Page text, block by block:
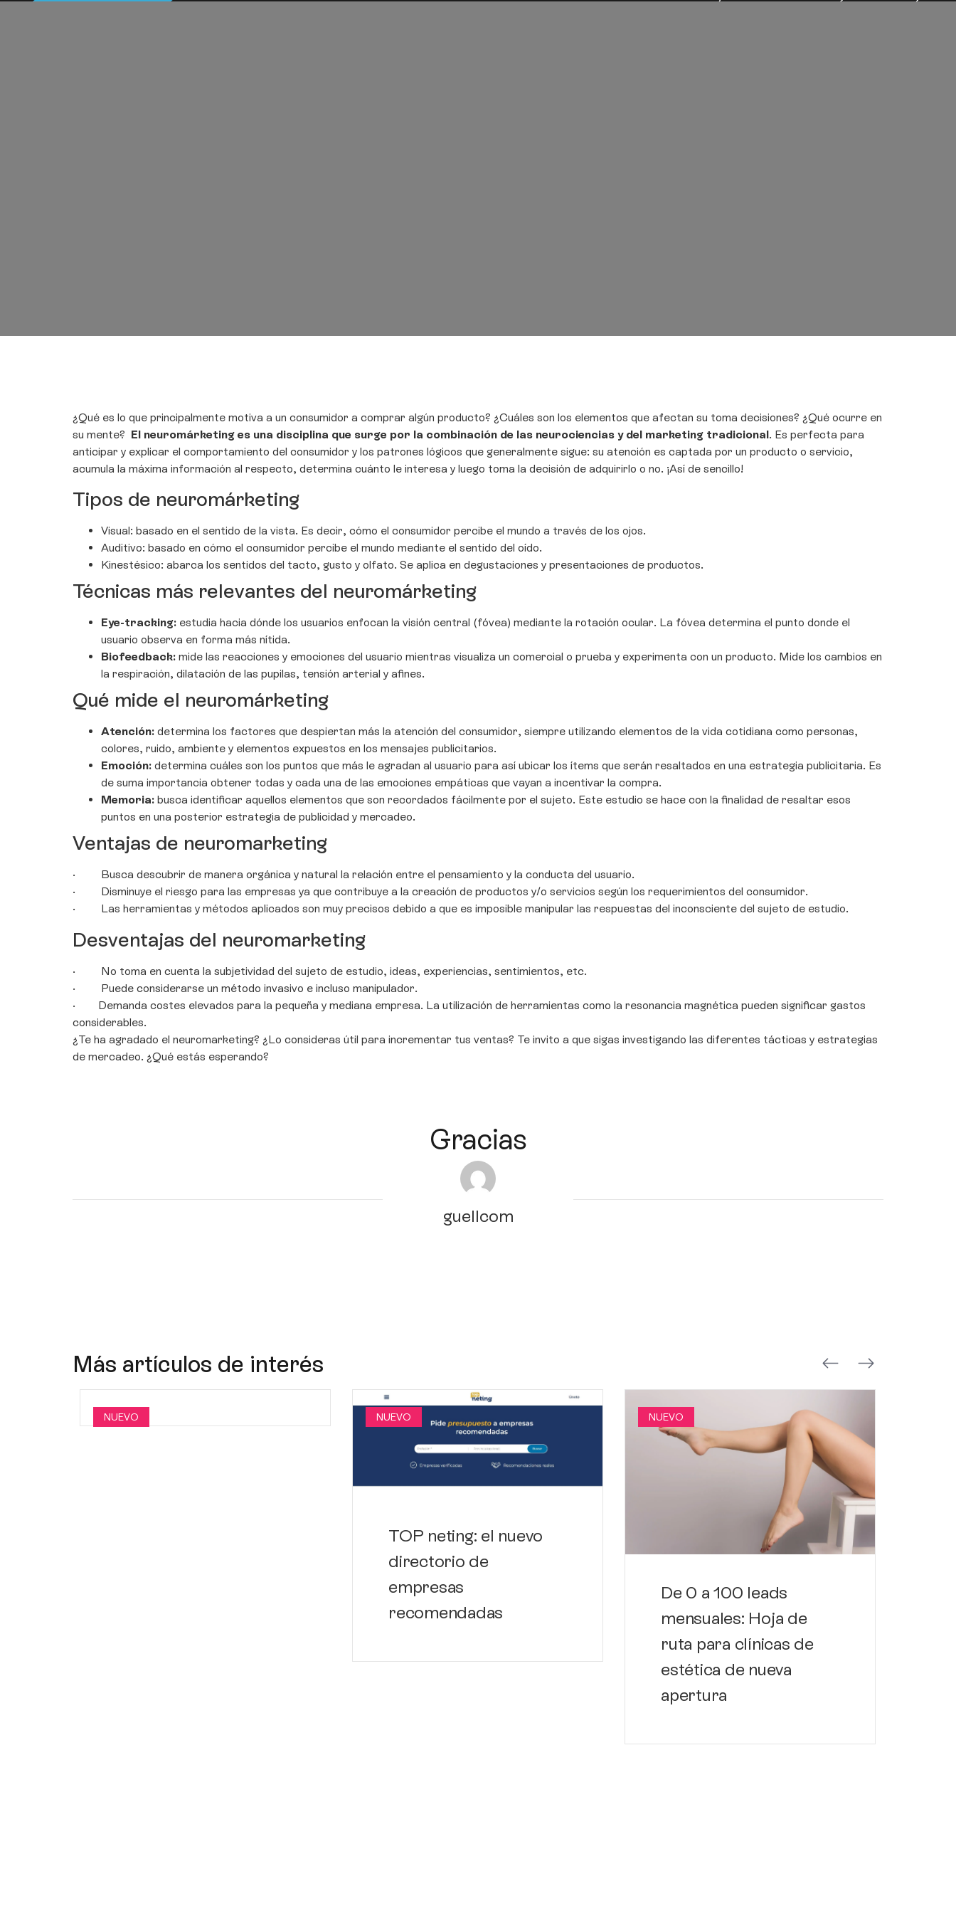
¿Qué es lo que principalmente motiva a un consumidor a comprar algún producto? ¿Cuáles son los elementos que afectan su toma decisiones? ¿Qué ocurre en
su mente? El neuromárketing es una disciplina que surge por la combinación de las neurociencias y del marketing tradicional. Es perfecta para
anticipar y explicar el comportamiento del consumidor y los patrones lógicos que generalmente sigue: su atención es captada por un producto o servicio,
acumula la máxima información al respecto, determina cuánto le interesa y luego toma la decisión de adquirirlo o no. ¡Así de sencillo!
Tipos de neuromárketing
Visual: basado en el sentido de la vista. Es decir, cómo el consumidor percibe el mundo a través de los ojos.
Auditivo: basado en cómo el consumidor percibe el mundo mediante el sentido del oído.
Kinestésico: abarca los sentidos del tacto, gusto y olfato. Se aplica en degustaciones y presentaciones de productos.
Técnicas más relevantes del neuromárketing
Eye-tracking: estudia hacia dónde los usuarios enfocan la visión central (fóvea) mediante la rotación ocular. La fóvea determina el punto donde el
usuario observa en forma más nítida.
Biofeedback: mide las reacciones y emociones del usuario mientras visualiza un comercial o prueba y experimenta con un producto. Mide los cambios en
la respiración, dilatación de las pupilas, tensión arterial y afines.
Qué mide el neuromárketing
Atención: determina los factores que despiertan más la atención del consumidor, siempre utilizando elementos de la vida cotidiana como personas,
colores, ruido, ambiente y elementos expuestos en los mensajes publicitarios.
Emoción: determina cuáles son los puntos que más le agradan al usuario para así ubicar los ítems que serán resaltados en una estrategia publicitaria. Es
de suma importancia obtener todas y cada una de las emociones empáticas que vayan a incentivar la compra.
Memoria: busca identificar aquellos elementos que son recordados fácilmente por el sujeto. Este estudio se hace con la finalidad de resaltar esos
puntos en una posterior estrategia de publicidad y mercadeo.
Ventajas de neuromarketing
· Busca descubrir de manera orgánica y natural la relación entre el pensamiento y la conducta del usuario.
· Disminuye el riesgo para las empresas ya que contribuye a la creación de productos y/o servicios según los requerimientos del consumidor.
· Las herramientas y métodos aplicados son muy precisos debido a que es imposible manipular las respuestas del inconsciente del sujeto de estudio.
Desventajas del neuromarketing
· No toma en cuenta la subjetividad del sujeto de estudio, ideas, experiencias, sentimientos, etc.
· Puede considerarse un método invasivo e incluso manipulador.
· Demanda costes elevados para la pequeña y mediana empresa. La utilización de herramientas como la resonancia magnética pueden significar gastos
considerables.
¿Te ha agradado el neuromarketing? ¿Lo consideras útil para incrementar tus ventas? Te invito a que sigas investigando las diferentes tácticas y estrategias
de mercadeo. ¿Qué estás esperando?
Gracias
guellcom
Más artículos de interés
NUEVO NUEVO
TOP neting: el nuevo
directorio de
empresas
recomendadas
NUEVO
De 0 a 100 leads
mensuales: Hoja de
ruta para clínicas de
estética de nueva
apertura